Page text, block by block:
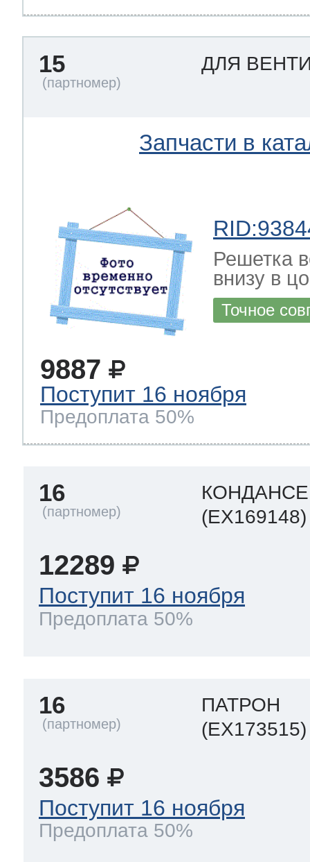
15 ДЛЯ
Запчасти в
Решетка
внизу в
Точное
9887
Поступит 16 ноября
Предоплата 50%
16
(EX169148)
12289
Поступит 16 ноября
Предоплата 50%
16
ПАТРОН
(EX173515)
3586
Поступит 16 ноября
Предоплата 50%